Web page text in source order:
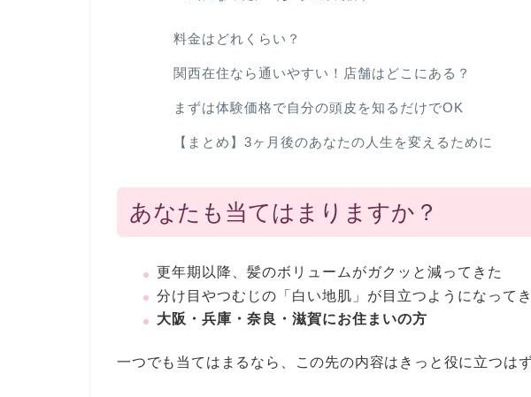
料金はどれくらい？
関西在住なら通いやすい！店舗はどこにある？
まずは体験価格で自分の頭皮を知るだけでOK
【まとめ】3ヶ月後のあなたの人生を変えるために
あなたも当てはまりますか？
更年期以降、髪のボリュームがガクッと減ってきた
分け目やつむじの「白い地肌」が目立つようになって
大阪・兵庫・奈良・滋賀にお住まいの方
一つでも当てはまるなら、この先の内容はきっと役に立つはず